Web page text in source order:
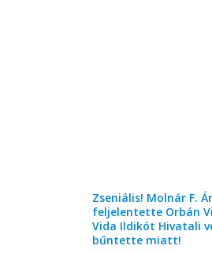
Zseniális! Molnár F.
feljelentette Orbán
Vida Ildikót Hivatali
bűntette miatt!